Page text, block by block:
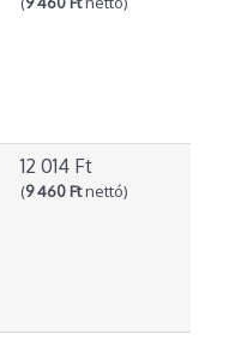
12 014 Ft
(9 460 Ftnettó)